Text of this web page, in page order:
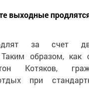
выходные
за счет
образом, как
Котяков,
при